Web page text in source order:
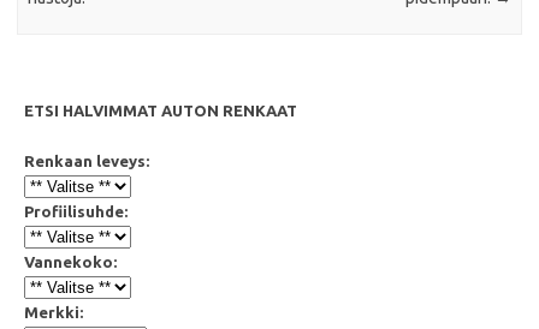
ETSI HALVIMMAT AUTON RENKAAT
Renkaan leveys:
Profiilisuhde:
Vannekoko:
Merkki: